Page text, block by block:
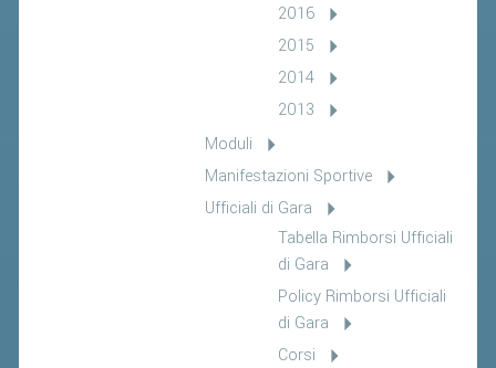
2016
2015
2014
2013
Moduli
Manifestazioni Sportive
Ufficiali di Gara
Tabella Rimborsi Ufficiali
di Gara
Policy Rimborsi Ufficiali
di Gara
Corsi